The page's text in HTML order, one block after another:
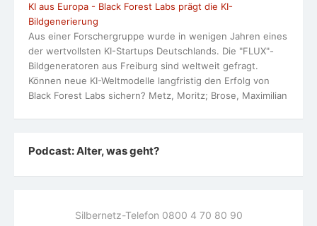
KI aus Europa - Black Forest Labs prägt die KI-
Bildgenerierung
Aus einer Forschergruppe wurde in wenigen Jahren eines
der wertvollsten KI-Startups Deutschlands. Die "FLUX"-
Bildgeneratoren aus Freiburg sind weltweit gefragt.
Können neue KI-Weltmodelle langfristig den Erfolg von
Black Forest Labs sichern? Metz, Moritz; Brose, Maximilian
Podcast: Alter, was geht?
Silbernetz-Telefon 0800 4 70 80 90